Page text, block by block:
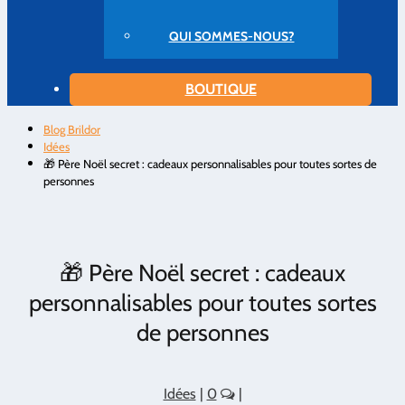
QUI SOMMES-NOUS?
BOUTIQUE
Blog Brildor
Idées
🎁 Père Noël secret : cadeaux personnalisables pour toutes sortes de
personnes
🎁 Père Noël secret : cadeaux
personnalisables pour toutes sortes
de personnes
Idées | 0 |